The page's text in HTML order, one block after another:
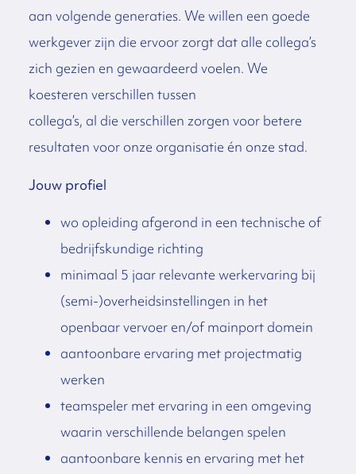
aan volgende generaties. We willen een goede
werkgever zijn die ervoor zorgt dat alle collega’s
zich gezien en gewaardeerd voelen. We
koesteren verschillen tussen
collega’s, al die verschillen zorgen voor betere
resultaten voor onze organisatie én onze stad.
Jouw profiel
wo opleiding afgerond in een technische of
bedrijfskundige richting
minimaal 5 jaar relevante werkervaring bij
(semi-)overheidsinstellingen in het
openbaar vervoer en/of mainport domein
aantoonbare ervaring met projectmatig
werken
teamspeler met ervaring in een omgeving
waarin verschillende belangen spelen
aantoonbare kennis en ervaring met het